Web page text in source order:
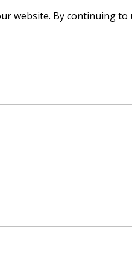
website. By continuing